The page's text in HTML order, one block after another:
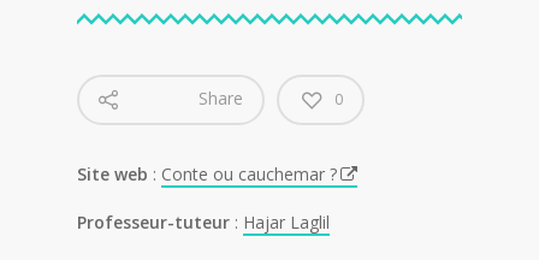
Share 0
Site web : Conte ou cauchemar ?
Professeur-tuteur : Hajar Laglil